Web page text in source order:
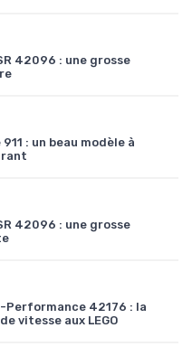
42096 : une grosse
: un beau modèle à
42096 : une grosse
Performance 42176 : la
vitesse aux LEGO